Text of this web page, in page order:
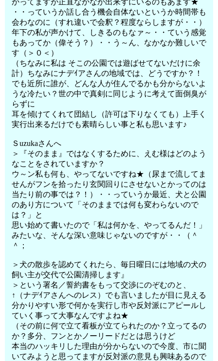
かってますが正直なかなか出来ずにいるのもあます★
・・っていうか話し合う機会自体ないというか時間帯も
会わなのに（すれ違いで会釈？程度ならしますが・・）
年下の私が声かけて、しきるのもなァ～・・ていう感覚
もあってか（偉そう？）・・う～ん、なかなか難しいで
す（＞０＜）
（ちなみに私は そこの公園では遊ばせてないだけに余
計）ちなみにナデｲアさんの地域では、どうですか？！
でも近所に誰が、どんな人が住んでるかも分からないよ
うな冷たい？世の中で真剣に同じように考えて面倒臭が
らずに
耳を傾けてくれて団結し（許可は下りなくても）上手く
実行出来るだけでも素晴らしい事と私も思います♪
Ｓuzukaさんへ
＞『そのまま』ではなくするために、えむ様はどのよう
なことをされていますか？
ウ～ン私も何も、やってないですね★（尿まで流してま
せんがフンを拾ったり玄関回りにさせないとかってのは
当たり前の事では？！）・・っていうか最近、犬と公園
のあり方について「そのままでは何も変わらないので
は？」と
思い始めて書いたので「私は何かを、やってるんだ！」
みたいな、そんな深い意味じゃないのですが・・（＾
＾；
＞犬の散歩を認めてくれたら、毎日曜日には地域の犬の
飼い主が交代で公園清掃します』
＞という署名／誓約書をもって交渉にのぞむのと、
↑（ナデｲアさんへのレス）でも言いましたが目に見える
分かりやすい形で何かを実行し市や反対派にアピールし
ていく事って大事なんですよね★
（その前に何で立て看板が立てられたのか？立ってるの
か？多分、フンとかノーリードだとは思うけど
本当のハッキリした理由が分からないので今度、市に聞
いてみようと思ってますが反対派の意見も興味あるので